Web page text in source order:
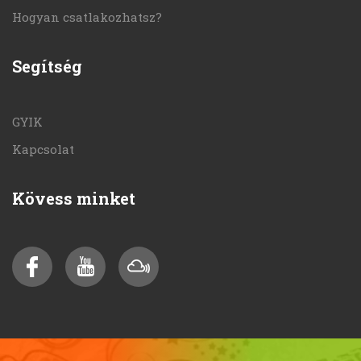
Hogyan csatlakozhatsz?
Segítség
GYIK
Kapcsolat
Kövess minket